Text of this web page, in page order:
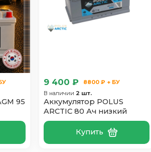
95
9 400 ₽
8800 ₽ + БУ
В наличии 2 шт.
Аккумулятор POLUS
ARCTIC 80 Ач низкий
Купить